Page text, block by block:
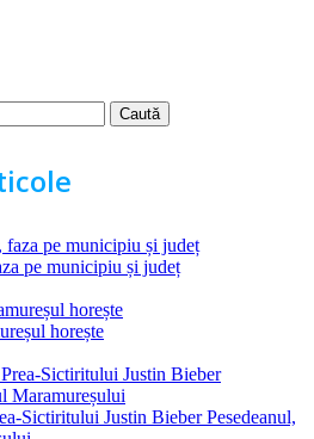
pe municipiu și județ
horește
Sictiritului Justin Bieber Pesedeanul,